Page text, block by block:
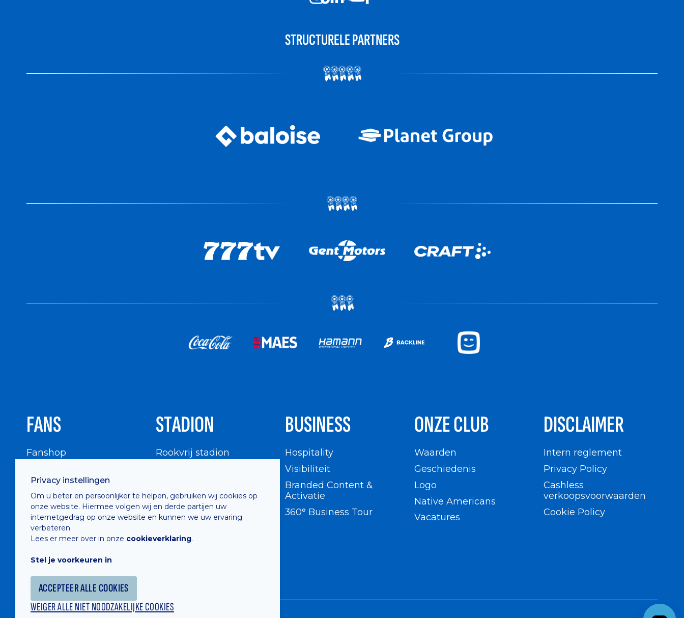
Privacy instellingen
Om u beter en persoonlijker te helpen, gebruiken wij cookies op
onze website. Hiermee volgen wij en derde partijen uw
internetgedrag op onze website en kunnen we uw ervaring
verbeteren.
Lees er meer over in onze cookieverklaring.
Stel je voorkeuren in
ACCEPTEER ALLE COOKIES
WEIGER ALLE NIET NOODZAKELIJKE COOKIES
STRUCTURELE PARTNERS
FANS
Fanshop
Supportersraad
Buffalo Kids Club
Supportersfederatie
Supportersclubs
Fotoalbums
STADION
Rookvrij stadion
BUSINESS
Hospitality
Visibiliteit
Branded Content &
Activatie
360° Business Tour
ONZE CLUB
Waarden
Geschiedenis
Logo
Native Americans
Vacatures
DISCLAIMER
Intern reglement
Privacy Policy
Cashless
verkoopsvoorwaarden
Cookie Policy